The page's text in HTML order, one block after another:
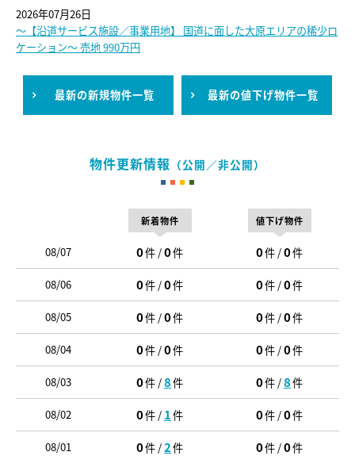
2026年07月26日
～【沿道サービス施設／事業用地】 国道に面した大原エリアの稀少ロ
ケーション～ 売地 990万円
最新の新規物件一覧 最新の値下げ物件一覧
物件更新情報 （公開／非公開）
新着物件 値下げ物件
08/07 0件 /0件 0件 /0件
08/06 0件 /0件 0件 /0件
08/05 0件 /0件 0件 /0件
08/04 0件 /0件 0件 /0件
08/03 0件 /8件 0件 /8件
08/02 0件 / 1件 0件 /0件
08/01 0件 /2件 0件 /0件